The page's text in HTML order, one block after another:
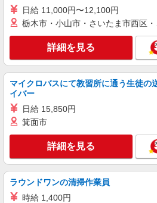
東十条駅≫タイパ重
資格支援で時給UP
時給1650円〜
通費全支給(ガソリン
東京都北区
派遣社員
株式会社kotrio /●SW-H1-1816822
≪東十条駅≫16時帰
時給1650円〜
通費全支給(ガソリン
日給 11,000円〜12,100円
栃木市・小山市・さいたま市西区
詳細を見る
マイクロバスにて教習所に通う生徒の
イバー
日給 15,850円
箕面市
詳細を見る
ラウンドワンの清掃作業員
時給 1,400円